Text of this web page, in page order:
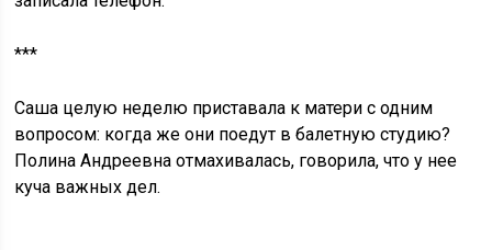
***
Саша целую неделю приставала к матери с одним
вопросом: когда же они поедут в балетную студию?
Полина Андреевна отмахивалась, говорила, что у нее
куча важных дел.